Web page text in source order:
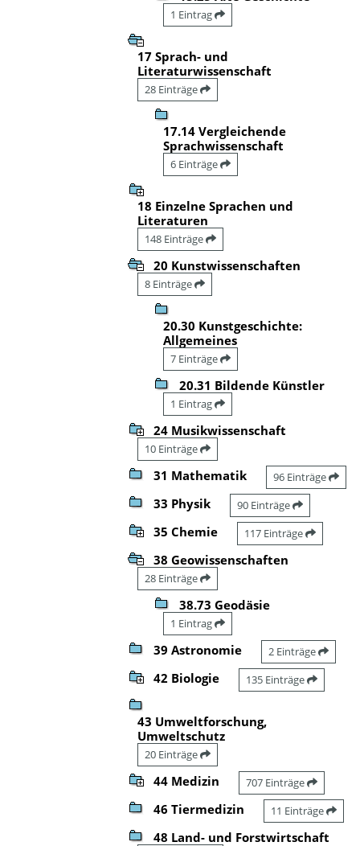
1 Eintrag
17 Sprach- und
Literaturwissenschaft
28 Einträge
17.14 Vergleichende
Sprachwissenschaft
6 Einträge
18 Einzelne Sprachen und
Literaturen
148 Einträge
20 Kunstwissenschaften
8 Einträge
20.30 Kunstgeschichte:
Allgemeines
7 Einträge
20.31 Bildende Künstler
1 Eintrag
24 Musikwissenschaft
10 Einträge
31 Mathematik 96 Einträge
33 Physik 90 Einträge
35 Chemie 117 Einträge
38 Geowissenschaften
28 Einträge
38.73 Geodäsie
1 Eintrag
39 Astronomie 2 Einträge
42 Biologie 135 Einträge
43 Umweltforschung,
Umweltschutz
20 Einträge
44 Medizin 707 Einträge
46 Tiermedizin 11 Einträge
48 Land- und Forstwirtschaft